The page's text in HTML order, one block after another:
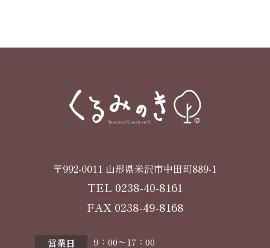
〒992-0011 山形県米沢市中田町889-1
TEL 0238-40-8161
FAX 0238-49-8168
営業日 9：00〜17：00